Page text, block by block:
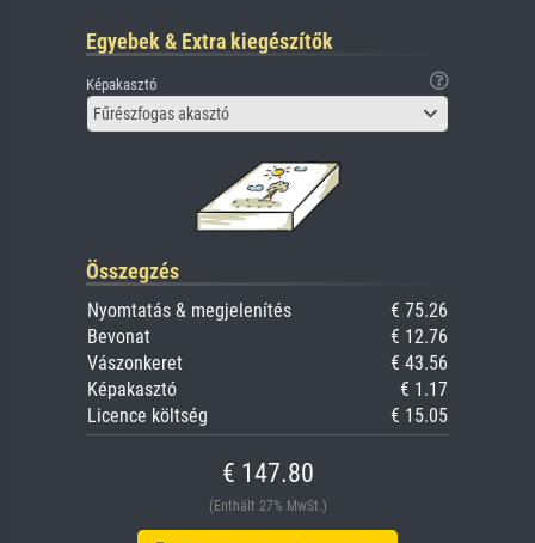
Egyebek & Extra kiegészítők
Képakasztó
Fűrészfogas akasztó
Összegzés
Nyomtatás & megjelenítés
€ 75.26
Bevonat
€ 12.76
Vászonkeret
€ 43.56
Képakasztó
€ 1.17
Licence költség
€ 15.05
€ 147.80
(Enthält 27% MwSt.)